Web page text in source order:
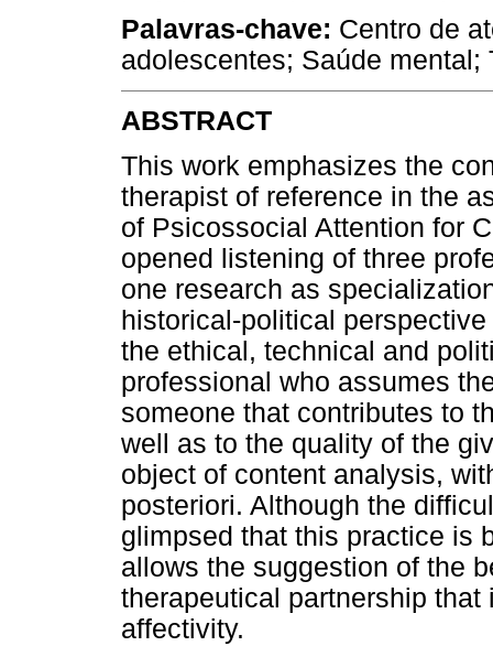
Palavras-chave: Centro de
adolescentes; Saúde mental;
ABSTRACT
This work emphasizes the
therapist of reference in the
of Psicossocial Attention for
opened listening of three
one research as
historical-political
the ethical, technical and
professional who assumes
someone that contributes to
well as to the quality of the
object of content analysis,
posteriori. Although the
glimpsed that this practice is
allows the suggestion of the
therapeutical partnership
affectivity.